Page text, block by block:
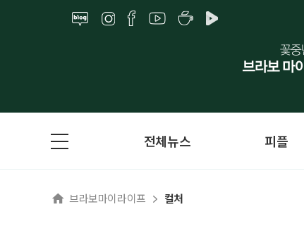
전체뉴스 피플
브라보마이라이프 컬처